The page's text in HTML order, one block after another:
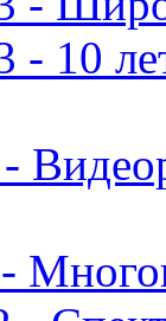
- 10
-